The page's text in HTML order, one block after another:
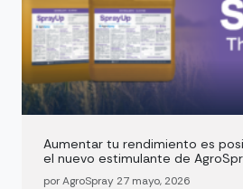
Aumentar tu rendimiento es
el nuevo estimulante de
por AgroSpray 27 mayo, 2026